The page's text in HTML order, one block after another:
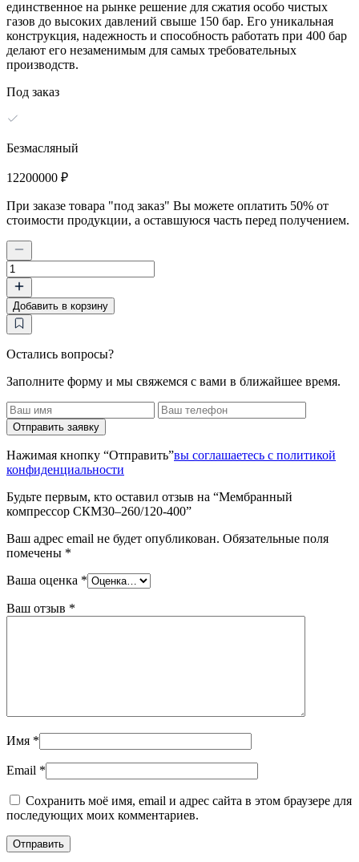
единственное на рынке решение для сжатия особо чистых
газов до высоких давлений свыше 150 бар. Его уникальная
конструкция, надежность и способность работать при 400 бар
делают его незаменимым для самых требовательных
производств.
Под заказ
Безмасляный
12200000 ₽
При заказе товара "под заказ" Вы можете оплатить 50% от
стоимости продукции, а оставшуюся часть перед получением.
Количество
товара
Мембранный
компрессор
СКМ30–
260/120-
400
Добавить в корзину
Остались вопросы?
Заполните форму и мы свяжемся с вами в ближайшее время.
Отправить заявку
Нажимая кнопку “Отправить”вы соглашаетесь с политикой
конфиденциальности
Будьте первым, кто оставил отзыв на “Мембранный
компрессор СКМ30–260/120-400”
Ваш адрес email не будет опубликован. Обязательные поля
помечены *
Ваша оценка *
Ваш отзыв *
Имя *
Email *
Сохранить моё имя, email и адрес сайта в этом браузере для
последующих моих комментариев.